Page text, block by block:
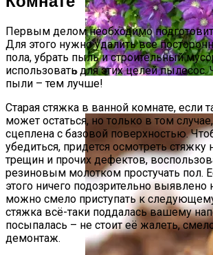
Первым делом необходимо
Для этого нужно удалить все
пола, убрать пыль и строительный
использовать для этих целей
пыли – тем лучше!
Старая стяжка в ванной комнате, если
может остаться, но только в том
сцеплена с базовой поверхностью.
убедиться, придется осмотреть стяжку
трещин и прочих дефектов,
резиновым молотком простучать пол.
этого ничего подозрительно выявлено
можно смело приступать к
стяжка всё-таки поддалась вашему
посыпалась – не стоит её жалеть,
демонтаж.